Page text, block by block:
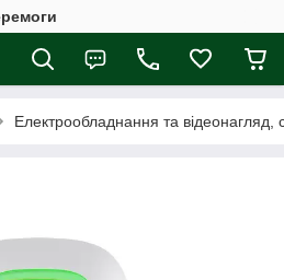
Електрообладнання та відеонагляд,